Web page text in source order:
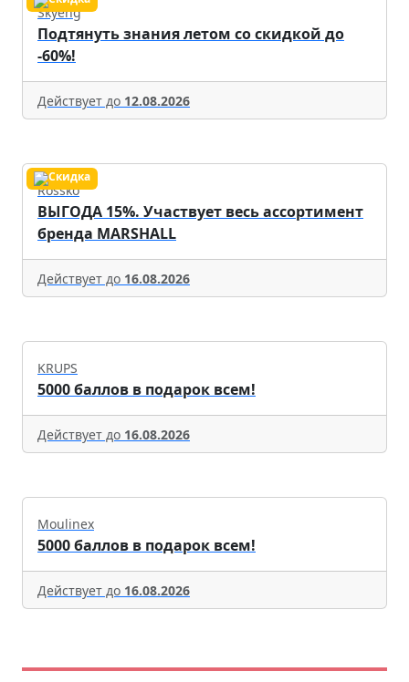
Skyeng
Подтянуть знания летом со скидкой до
-60%!
Действует до 12.08.2026
Rossko
ВЫГОДА 15%. Участвует весь ассортимент
бренда MARSHALL
Действует до 16.08.2026
KRUPS
5000 баллов в подарок всем!
Действует до 16.08.2026
Moulinex
5000 баллов в подарок всем!
Действует до 16.08.2026